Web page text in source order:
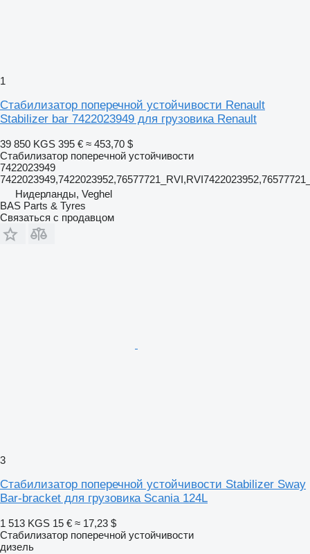
1
Стабилизатор поперечной устойчивости Renault
Stabilizer bar 7422023949 для грузовика Renault
39 850 KGS 395 € ≈ 453,70 $
Стабилизатор поперечной устойчивости
7422023949
Нидерланды, Veghel
BAS Parts & Tyres
Связаться с продавцом
3
Стабилизатор поперечной устойчивости Stabilizer Sway
Bar-bracket для грузовика Scania 124L
1 513 KGS 15 € ≈ 17,23 $
Стабилизатор поперечной устойчивости
дизель